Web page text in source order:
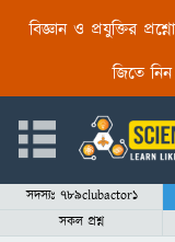
বিজ্ঞান ও প্রযুক্তির
জিতে নিন
সদস্যঃ 789clubactor1
সকল প্রশ্ন